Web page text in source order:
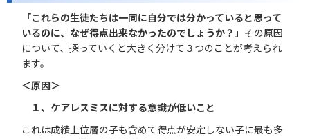
「これらの生徒たちは一同に自分では分かっていると思って
いるのに、なぜ得点出来なかったのでしょうか？」 その原因
について、探っていくと大きく分けて３つのことが考えられ
ます。
＜原因＞
１、ケアレスミスに対する意識が低いこと
これは成績上位層の子も含めて得点が安定しない子に最も多